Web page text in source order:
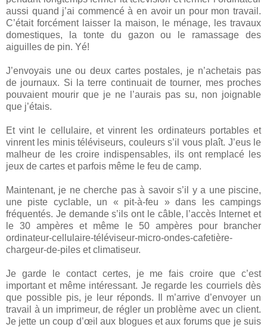
aussi quand j’ai commencé à en avoir un pour mon travail.
C’était forcément laisser la maison, le ménage, les travaux
domestiques, la tonte du gazon ou le ramassage des
aiguilles de pin. Yé!
J’envoyais une ou deux cartes postales, je n’achetais pas
de journaux. Si la terre continuait de tourner, mes proches
pouvaient mourir que je ne l’aurais pas su, non joignable
que j’étais.
Et vint le cellulaire, et vinrent les ordinateurs portables et
vinrent les minis téléviseurs, couleurs s’il vous plaît. J’eus le
malheur de les croire indispensables, ils ont remplacé les
jeux de cartes et parfois même le feu de camp.
Maintenant, je ne cherche pas à savoir s’il y a une piscine,
une piste cyclable, un « pit-à-feu » dans les campings
fréquentés. Je demande s’ils ont le câble, l’accès Internet et
le 30 ampères et même le 50 ampères pour brancher
ordinateur-cellulaire-téléviseur-micro-ondes-cafetière-
chargeur-de-piles et climatiseur.
Je garde le contact certes, je me fais croire que c’est
important et même intéressant. Je regarde les courriels dès
que possible pis, je leur réponds. Il m’arrive d’envoyer un
travail à un imprimeur, de régler un problème avec un client.
Je jette un coup d’œil aux blogues et aux forums que je suis